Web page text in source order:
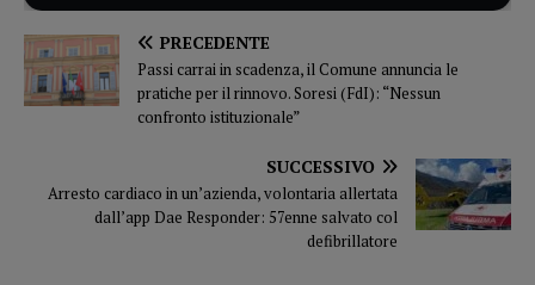
PRECEDENTE
Passi carrai in scadenza, il Comune annuncia le
pratiche per il rinnovo. Soresi (FdI): “Nessun
confronto istituzionale”
SUCCESSIVO
Arresto cardiaco in un’azienda, volontaria allertata
dall’app Dae Responder: 57enne salvato col
defibrillatore